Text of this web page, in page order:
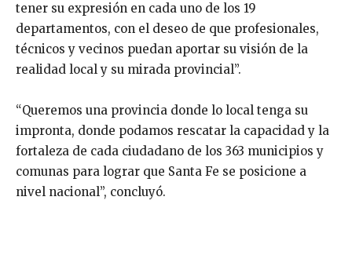
tener su expresión en cada uno de los 19
departamentos, con el deseo de que profesionales,
técnicos y vecinos puedan aportar su visión de la
realidad local y su mirada provincial”.
“Queremos una provincia donde lo local tenga su
impronta, donde podamos rescatar la capacidad y la
fortaleza de cada ciudadano de los 363 municipios y
comunas para lograr que Santa Fe se posicione a
nivel nacional”, concluyó.